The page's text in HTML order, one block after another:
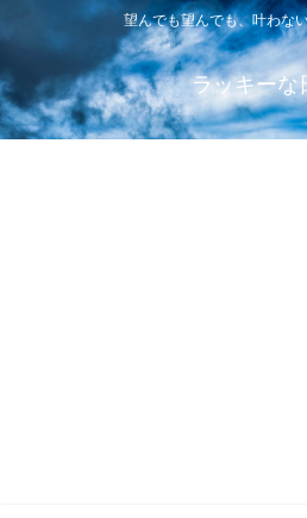
望んでも望んでも、叶わな
ラッキーな